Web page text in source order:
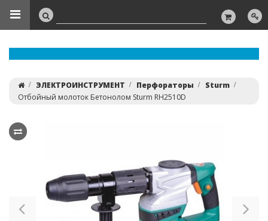
ЭЛЕКТРОИНСТРУМЕНТ Перфораторы
Sturm
Отбойный молоток Бетонолом Sturm RH2510D
Previous